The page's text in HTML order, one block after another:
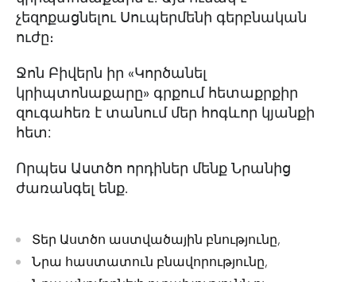
չեզոքացնելու Սուպերմենի գերբնական
ուժը։
Ջոն Բիվերն իր «Կործանել
կրիպտոնաքարը» գրքում հետաքրքիր
զուգահեռ է տանում մեր հոգևոր կյանքի
հետ:
Որպես Աստծո որդիներ մենք Նրանից
ժառանգել ենք.
Տեր Աստծո աստվածային բնությունը,
Նրա հաստատուն բնավորությունը,